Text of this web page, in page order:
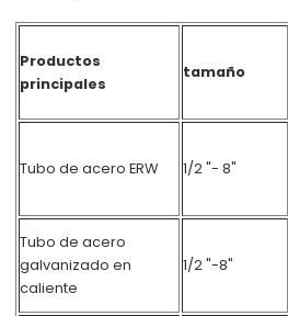
Productos
principales
tamaño
Tubo de acero ERW 1/2 "- 8"
Tubo de acero
galvanizado en
caliente
1/2 "-8"